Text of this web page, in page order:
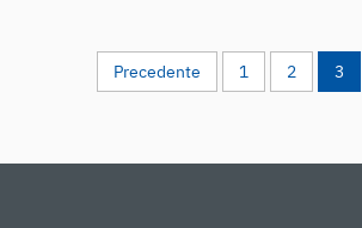
Precedente 1 2 3